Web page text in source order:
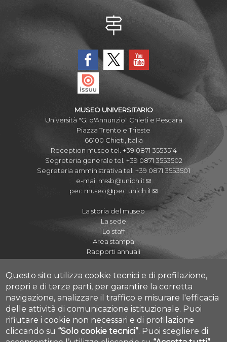
MUSEO UNIVERSITARIO
Università "G. d'Annunzio" Chieti e Pescara
Piazza Trento e Trieste
66100 Chieti, Italia
Reception museo tel. +39 0871 3553514
Segreteria generale tel. +39 0871 3553502
Segreteria amministrativa tel. +39 0871 3553501
e-mail mssb@unich.it
pec museo@pec.unich.it
La storia del museo
La sede
Lo staff
Area stampa
Rapporti annuali
Regolamenti
Quaderni del Museo
Journal of Paleopathology
Proposte didattiche A.S. 2020-2021
Questo sito utilizza cookie tecnici e di profilazione,
propri e di terze parti, per garantire la corretta
navigazione, analizzare il traffico e misurare l'efficacia
delle attività di comunicazione istituzionale. Puoi
rifiutare i cookie non necessari e di profilazione
cliccando su “Solo cookie tecnici”. Puoi scegliere di